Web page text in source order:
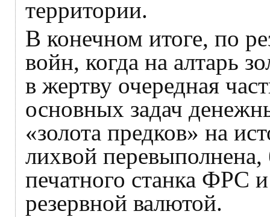
территории.
В конечном итоге, по
войн, когда на алтарь
в жертву очередная
основных задач
«золота предков» на
лихвой
печатного станка ФРС
резервной валютой.